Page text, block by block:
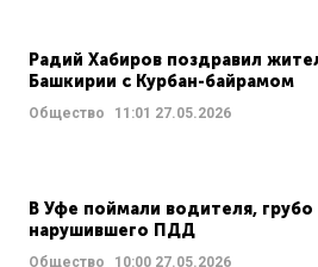
Радий Хабиров поздравил
Башкирии с Курбан-байрамом
Общество 11:01 27.05.2026
В Уфе поймали водителя, грубо
нарушившего ПДД
Общество 10:00 27.05.2026